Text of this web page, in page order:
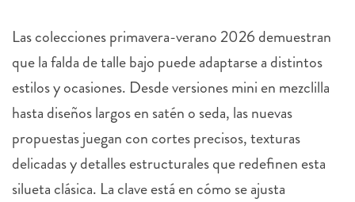
Las colecciones primavera-verano 2026 demuestran
que la falda de talle bajo puede adaptarse a distintos
estilos y ocasiones. Desde versiones mini en mezclilla
hasta diseños largos en satén o seda, las nuevas
propuestas juegan con cortes precisos, texturas
delicadas y detalles estructurales que redefinen esta
silueta clásica. La clave está en cómo se ajusta